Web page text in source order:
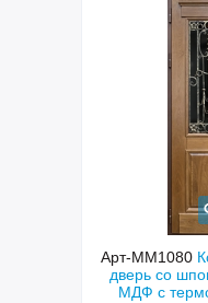
Арт-ММ1080
дверь со
МДФ с